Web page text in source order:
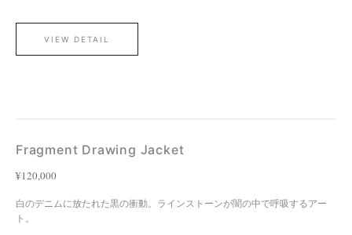
VIEW DETAIL
Fragment Drawing Jacket
¥120,000
白のデニムに放たれた黒の衝動。ラインストーンが闇の中で呼吸するアー
ト。